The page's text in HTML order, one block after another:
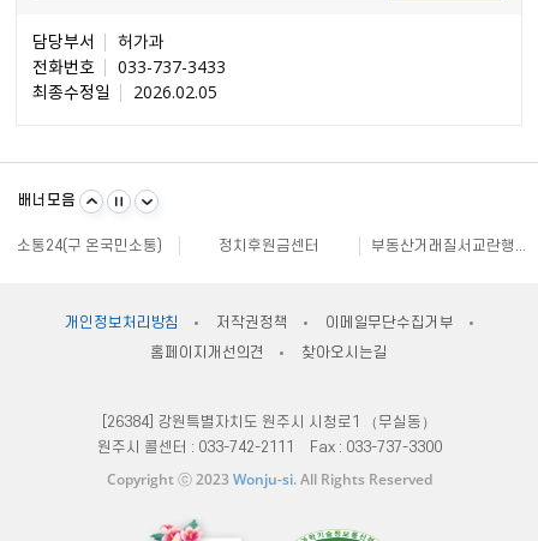
담당부서
허가과
전화번호
033-737-3433
최종수정일
2026.02.05
배너모음
강원일자리정보망
소통24(구 온국민소통)
정치후원금센터
부동산거래질서교란행위 신고센터
안전신문고
내고장알리미
한국사회적기업진흥원
쌀직불금 정보공개
개인정보처리방침 저작권정책
이메일무단수집거부
홈페이지개선의견
찾아오시는길
[26384] 강원특별자치도 원주시 시청로1 （무실동）
원주시 콜센터 : 033-742-2111 Fax : 033-737-3300
Copyright ⓒ 2023 Wonju-si. All Rights Reserved